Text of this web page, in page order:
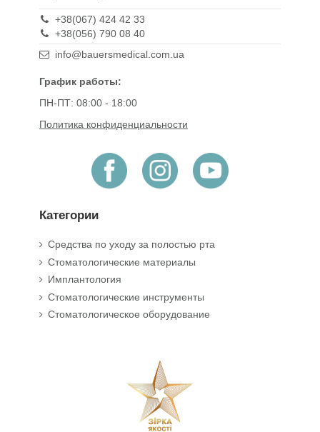
+38(067) 424 42 33
+38(056) 790 08 40
info@bauersmedical.com.ua
График работы:
ПН-ПТ: 08:00 - 18:00
Политика конфиденциальности
Категории
Средства по уходу за полостью рта
Стоматологические материалы
Имплантология
Стоматологические инструменты
Стоматологическое оборудование